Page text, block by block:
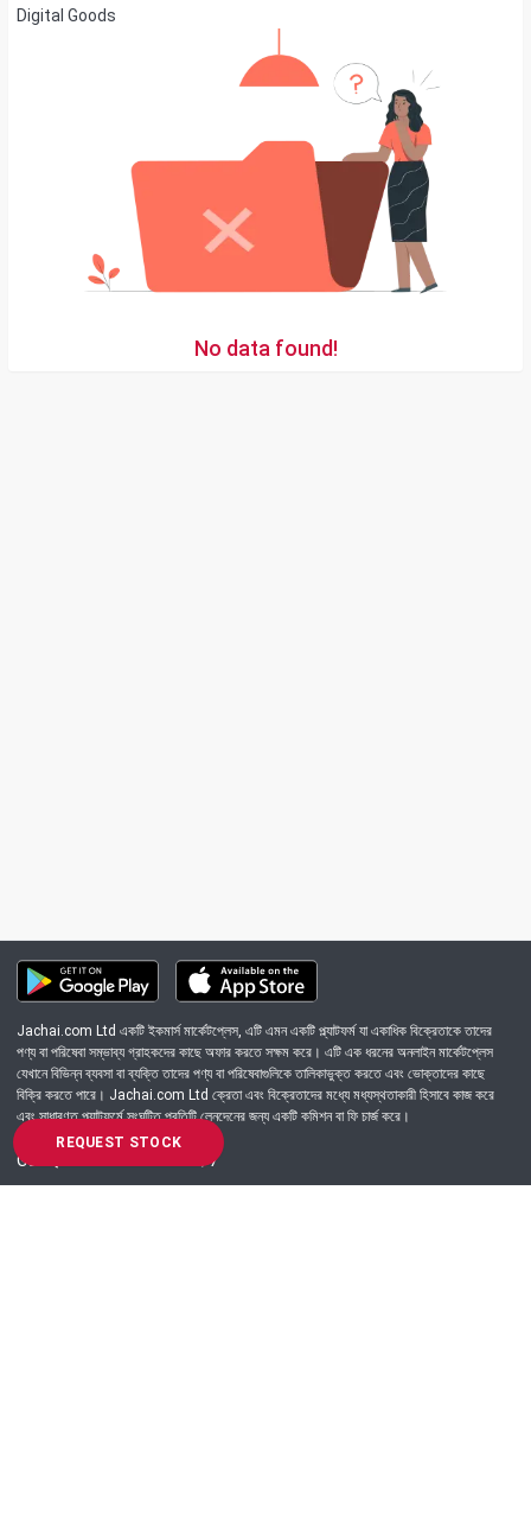
REQUEST STOCK
Digital Goods
No data found!
Jachai.com Ltd একটি ইকমার্স মার্কেটপ্লেস, এটি এমন একটি প্ল্যাটফর্ম যা একাধিক বিক্রেতাকে তাদের
পণ্য বা পরিষেবা সম্ভাব্য গ্রাহকদের কাছে অফার করতে সক্ষম করে। এটি এক ধরনের অনলাইন মার্কেটপ্লেস
যেখানে বিভিন্ন ব্যবসা বা ব্যক্তি তাদের পণ্য বা পরিষেবাগুলিকে তালিকাভুক্ত করতে এবং ভোক্তাদের কাছে
বিক্রি করতে পারে। Jachai.com Ltd ক্রেতা এবং বিক্রেতাদের মধ্যে মধ্যস্থতাকারী হিসাবে কাজ করে
এবং সাধারণত প্ল্যাটফর্মে সংঘটিত প্রতিটি লেনদেনের জন্য একটি কমিশন বা ফি চার্জ করে।
Got Question? Call us 24/7